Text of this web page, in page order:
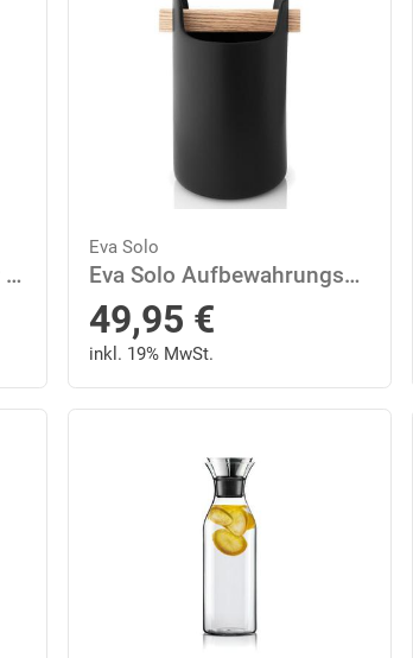
Eva Solo Topfuntersetzer Nordic kitchen Ø 18.5 cm
Eva Solo
Eva Solo Aufbewahrungsbecher »Toolbox Schwarz H 15cm«, Holz, (1-tlg)
49,95 €
inkl. 19% MwSt.